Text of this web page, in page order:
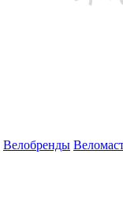
Велобренды